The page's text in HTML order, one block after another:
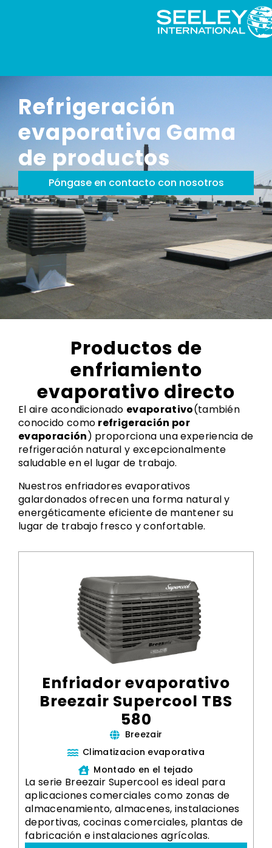
Refrigeración
evaporativa Gama
de productos
Póngase en contacto con nosotros
Productos de
enfriamiento
evaporativo directo
El aire acondicionado evaporativo(también
conocido como refrigeración por
evaporación) proporciona una experiencia de
refrigeración natural y excepcionalmente
saludable en el lugar de trabajo.
Nuestros enfriadores evaporativos
galardonados ofrecen una forma natural y
energéticamente eficiente de mantener su
lugar de trabajo fresco y confortable.
Enfriador evaporativo
Breezair Supercool TBS
580
Breezair
Climatizacion evaporativa
Montado en el tejado
La serie Breezair Supercool es ideal para
aplicaciones comerciales como zonas de
almacenamiento, almacenes, instalaciones
deportivas, cocinas comerciales, plantas de
fabricación e instalaciones agrícolas.